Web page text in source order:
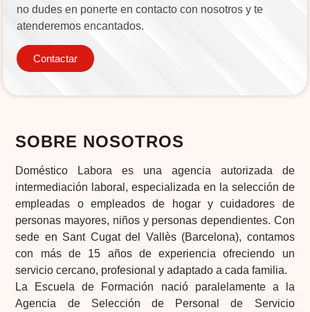
no dudes en ponerte en contacto con nosotros y te
atenderemos encantados.
Contactar
SOBRE NOSOTROS
Doméstico Labora es una agencia autorizada de
intermediación laboral, especializada en la selección de
empleadas o empleados de hogar y cuidadores de
personas mayores, niños y personas dependientes. Con
sede en Sant Cugat del Vallès (Barcelona), contamos
con más de 15 años de experiencia ofreciendo un
servicio cercano, profesional y adaptado a cada familia.
La Escuela de Formación nació paralelamente a la
Agencia de Selección de Personal de Servicio